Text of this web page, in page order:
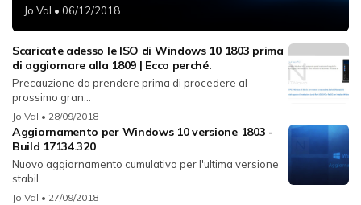
Jo Val • 06/12/2018
Scaricate adesso le ISO di Windows 10 1803 prima
di aggiornare alla 1809 | Ecco perché.
Precauzione da prendere prima di procedere al
prossimo gran...
Jo Val • 28/09/2018
Aggiornamento per Windows 10 versione 1803 -
Build 17134.320
Nuovo aggiornamento cumulativo per l'ultima versione
stabil...
Jo Val • 27/09/2018